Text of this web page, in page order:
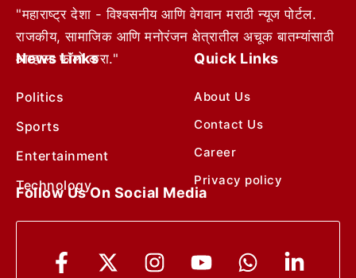
"महाराष्ट्र देशा - विश्वसनीय आणि वेगवान मराठी न्यूज पोर्टल.
राजकीय, सामाजिक आणि मनोरंजन क्षेत्रातील अचूक बातम्यांसाठी
आम्हाला फॉलो करा."
News Links
Politics
Sports
Entertainment
Technology
Quick Links
About Us
Contact Us
Career
Privacy policy
Follow Us On Social Media